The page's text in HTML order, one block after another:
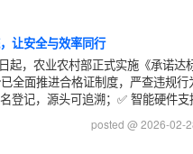
让安全与效率同行
起，农业农村部正式实施《承诺
全面推进合格证制度，严查违规
登记，源头可追溯；✅ 智能硬件
posted @ 2026-02-